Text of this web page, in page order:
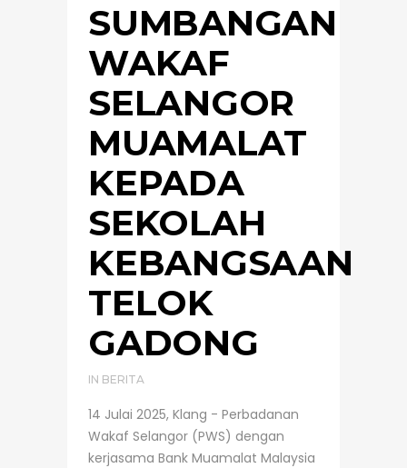
SUMBANGAN
WAKAF
SELANGOR
MUAMALAT
KEPADA
SEKOLAH
KEBANGSAAN
TELOK
GADONG
IN BERITA
14 Julai 2025, Klang - Perbadanan
Wakaf Selangor (PWS) dengan
kerjasama Bank Muamalat Malaysia